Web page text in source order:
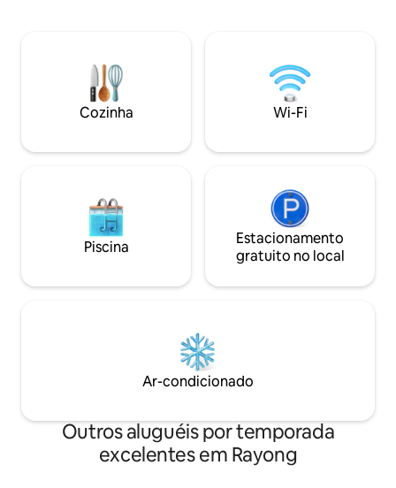
tranquilo para relaxar e descontrair. Veja
as fotos. Aproveite a tranquilidade de se
hospedar em um resort seguro e
fechado com CCTV e segurança 24
animais de estimação.
Cozinha Wi-Fi
Piscina
Estacionamento
gratuito no local
Ar-condicionado
Outros aluguéis por temporada
excelentes em Rayong